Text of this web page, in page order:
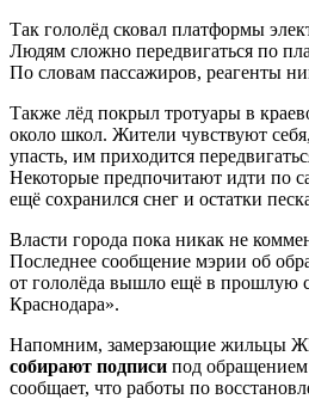
Так гололёд сковал платформы
Людям сложно передвигаться по
По словам пассажиров, реагенты
Также лёд покрыл тротуары в
около школ. Жители чувствуют
упасть, им приходится
Некоторые предпочитают идти по
ещё сохранился снег и остатки
Власти города пока никак не
Последнее сообщение мэрии об
от гололёда вышло ещё в прошлую
Краснодара».
Напомним, замерзающие жильцы
собирают подписи под обращением
сообщает, что работы по